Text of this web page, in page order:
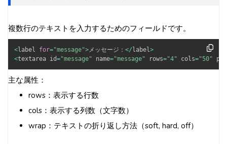
複数行のテキストを入力するためのフィールドです。
<label for="message">メッセージ： </ label>
<textarea id="message" name="message" rows="4" cols="50"
主な属性：
rows：表示する行数
cols：表示する列数（文字数）
wrap：テキストの折り返し方法（soft, hard, off）